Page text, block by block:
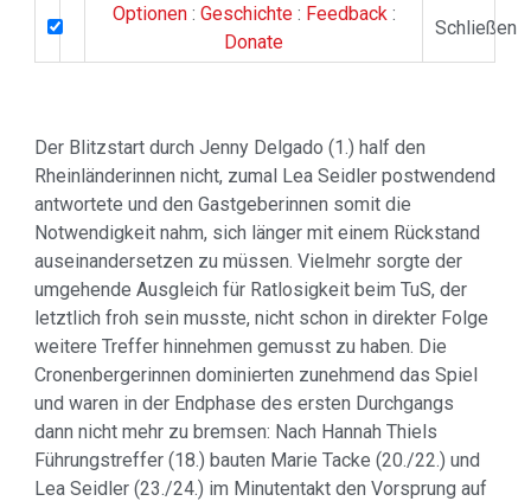
Optionen: Geschichte: Feedback :
Donate
Schließen
Der Blitzstart durch Jenny Delgado (1.) half den
Rheinländerinnen nicht, zumal Lea Seidler postwendend
antwortete und den Gastgeberinnen somit die
Notwendigkeit nahm, sich länger mit einem Rückstand
auseinandersetzen zu müssen. Vielmehr sorgte der
umgehende Ausgleich für Ratlosigkeit beim TuS, der
letztlich froh sein musste, nicht schon in direkter Folge
weitere Treffer hinnehmen gemusst zu haben. Die
Cronenbergerinnen dominierten zunehmend das Spiel
und waren in der Endphase des ersten Durchgangs
dann nicht mehr zu bremsen: Nach Hannah Thiels
Führungstreffer (18.) bauten Marie Tacke (20./22.) und
Lea Seidler (23./24.) im Minutentakt den Vorsprung auf